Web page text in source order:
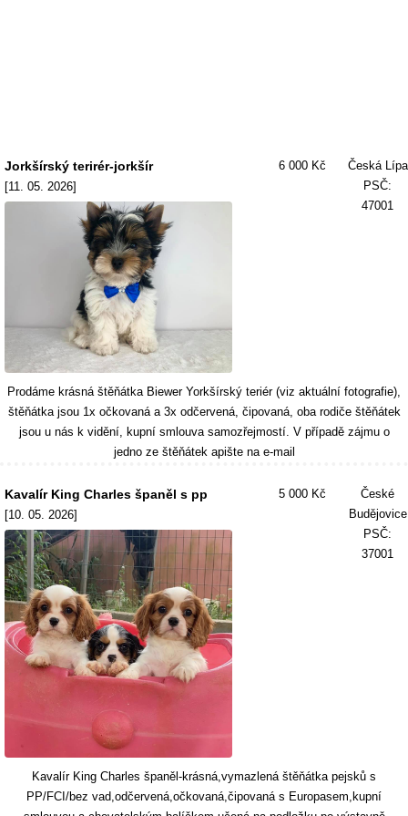
Jorkšírský terirér-jorkšír
[11. 05. 2026]
6 000 Kč
Česká Lípa
PSČ:
47001
Prodáme krásná štěňátka Biewer Yorkšírský teriér (viz aktuální fotografie),
štěňátka jsou 1x očkovaná a 3x odčervená, čipovaná, oba rodiče štěňátek
jsou u nás k vidění, kupní smlouva samozřejmostí. V případě zájmu o
jedno ze štěňátek apište na e-mail
Kavalír King Charles španěl s pp
[10. 05. 2026]
5 000 Kč
České
Budějovice
PSČ:
37001
Kavalír King Charles španěl-krásná,vymazlená štěňátka pejsků s
PP/FCI/bez vad,odčervená,očkovaná,čipovaná s Europasem,kupní